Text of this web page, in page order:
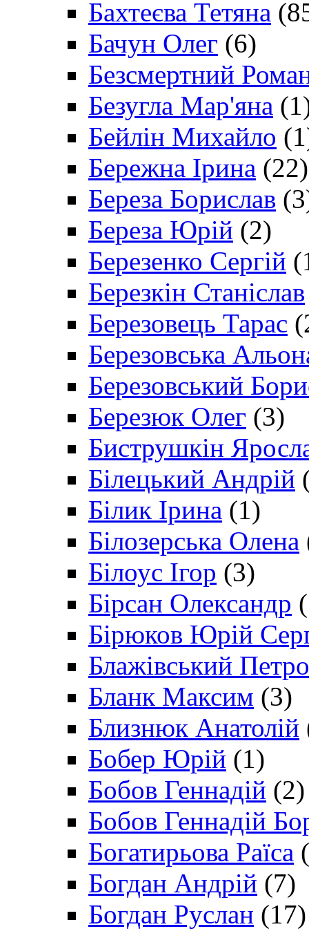
Бахтеєва Тетяна
Бачун Олег (6)
Безсмертний
Безугла Мар'яна
Бейлін Михайло
Бережна Ірина (22)
Береза Борислав
Береза Юрій (2)
Березенко Сергій
Березкін Станіслав
Березовець Тарас
Березовська
Березовський
Березюк Олег (3)
Биструшкін
Білецький Андрій
Білик Ірина (1)
Білозерська Олена
Білоус Ігор (3)
Бірсан Олександр
Бірюков Юрій
Блажівський Петро
Бланк Максим (3)
Близнюк Анатолій
Бобер Юрій (1)
Бобов Геннадій (2)
Бобов Геннадій
Богатирьова Раїса
Богдан Андрій (7)
Богдан Руслан (17)